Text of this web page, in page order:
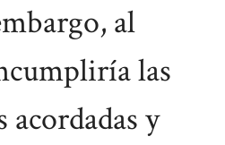
al
las
y